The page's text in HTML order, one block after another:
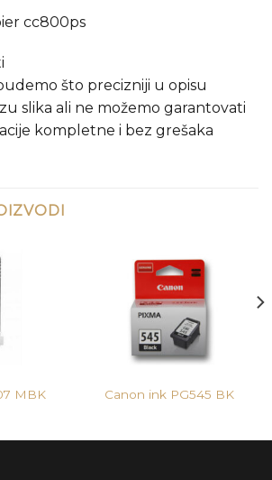
cc800ps
što precizniji u opisu
slika ali ne možemo garantovati
kompletne i bez grešaka
MBK Canon ink PG545 BK